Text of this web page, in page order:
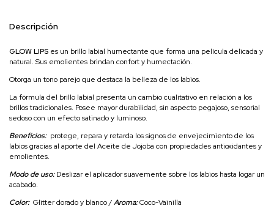
Descripción
GLOW LIPS es un brillo labial humectante que forma una película delicada y
natural. Sus emolientes brindan confort y humectación.
Otorga un tono parejo que destaca la belleza de los labios.
La fórmula del brillo labial presenta un cambio cualitativo en relación a los
brillos tradicionales. Posee mayor durabilidad, sin aspecto pegajoso, sensorial
sedoso con un efecto satinado y luminoso.
Beneficios:protege, repara y retarda los signos de envejecimiento de los
labios gracias al aporte del Aceite de Jojoba con propiedades antioxidantes y
emolientes.
Modo de uso:Deslizar el aplicador suavemente sobre los labios hasta logar un
acabado.
Color: Glitter dorado y blanco /Aroma:Coco-Vainilla